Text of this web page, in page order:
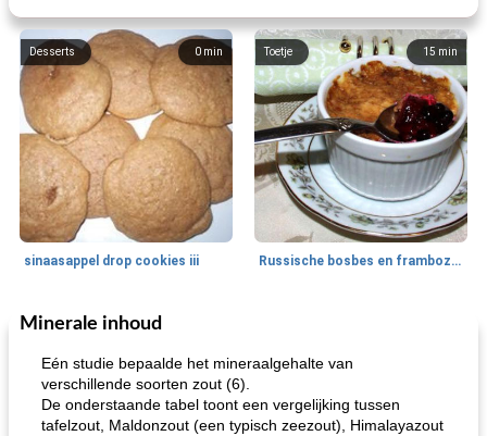
0 min
Desserts
sinaasappel drop cookies iii
15 min
Toetje
Russische bosbes en frambozenpudding
Ontbijt
Minerale inhoud
Eén studie bepaalde het mineraalgehalte van
verschillende soorten zout (6).
De onderstaande tabel toont een vergelijking tussen
tafelzout, Maldonzout (een typisch zeezout), Himalayazout